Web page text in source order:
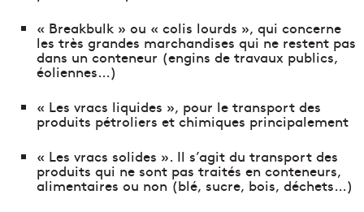
« Breakbulk » ou « colis lourds », qui concerne
les très grandes marchandises qui ne restent pas
dans un conteneur (engins de travaux publics,
éoliennes…)
« Les vracs liquides », pour le transport des
produits pétroliers et chimiques principalement
« Les vracs solides ». Il s’agit du transport des
produits qui ne sont pas traités en conteneurs,
alimentaires ou non (blé, sucre, bois, déchets…)